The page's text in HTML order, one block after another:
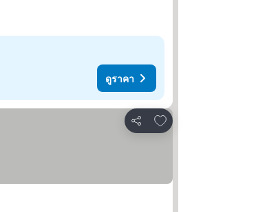
ดูราคา
แชร์
เพิ่มในรายการโปรด